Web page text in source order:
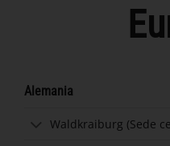
Alemania
Waldkraiburg (Sede